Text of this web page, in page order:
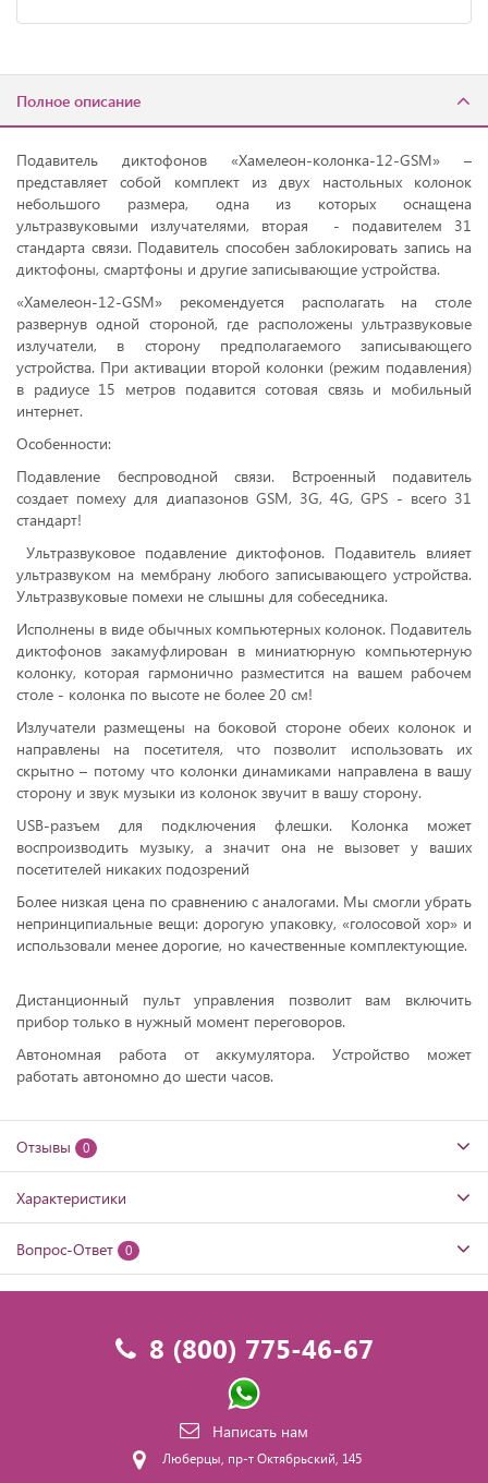
Полное описание
Подавитель диктофонов «Хамелеон-колонка-12-GSM» –
представляет собой комплект из двух настольных колонок
небольшого размера, одна из которых оснащена
ультразвуковыми излучателями, вторая - подавителем 31
стандарта связи. Подавитель способен заблокировать запись на
диктофоны, смартфоны и другие записывающие устройства.
«Хамелеон-12-GSM» рекомендуется располагать на столе
развернув одной стороной, где расположены ультразвуковые
излучатели, в сторону предполагаемого записывающего
устройства. При активации второй колонки (режим подавления)
в радиусе 15 метров подавится сотовая связь и мобильный
интернет.
Особенности:
Подавление беспроводной связи. Встроенный подавитель
создает помеху для диапазонов GSM, 3G, 4G, GPS - всего 31
стандарт!
Ультразвуковое подавление диктофонов. Подавитель влияет
ультразвуком на мембрану любого записывающего устройства.
Ультразвуковые помехи не слышны для собеседника.
Исполнены в виде обычных компьютерных колонок. Подавитель
диктофонов закамуфлирован в миниатюрную компьютерную
колонку, которая гармонично разместится на вашем рабочем
столе - колонка по высоте не более 20 см!
Излучатели размещены на боковой стороне обеих колонок и
направлены на посетителя, что позволит использовать их
скрытно – потому что колонки динамиками направлена в вашу
сторону и звук музыки из колонок звучит в вашу сторону.
USB-разъем для подключения флешки. Колонка может
воспроизводить музыку, а значит она не вызовет у ваших
посетителей никаких подозрений
Более низкая цена по сравнению с аналогами. Мы смогли убрать
непринципиальные вещи: дорогую упаковку, «голосовой хор» и
использовали менее дорогие, но качественные комплектующие.
Дистанционный пульт управления позволит вам включить
прибор только в нужный момент переговоров.
Автономная работа от аккумулятора. Устройство может
работать автономно до шести часов.
Отзывы 0
Характеристики
Вопрос-Ответ 0
8 (800) 775-46-67
Написать нам
Люберцы, пр-т Октябрьский, 145